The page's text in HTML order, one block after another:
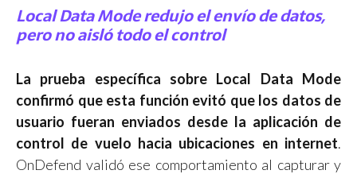
Local Data Mode redujo el envío de datos,
pero no aisló todo el control
La prueba específica sobre Local Data Mode
confirmó que esta función evitó que los datos de
usuario fueran enviados desde la aplicación de
control de vuelo hacia ubicaciones en internet.
OnDefend validó ese comportamiento al capturar y